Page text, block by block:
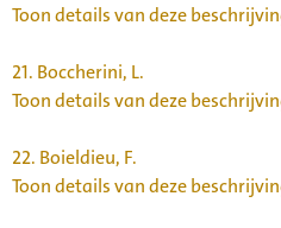
Toon details van deze
21. Boccherini, L.
Toon details van deze
22. Boieldieu, F.
Toon details van deze